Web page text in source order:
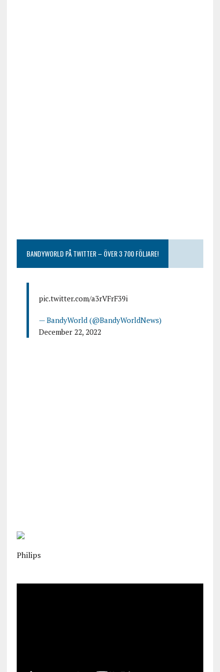
BANDYWORLD PÅ TWITTER – ÖVER 3 700 FÖLJARE!
pic.twitter.com/a3rVFrF39i
— BandyWorld (@BandyWorldNews)
December 22, 2022
Philips